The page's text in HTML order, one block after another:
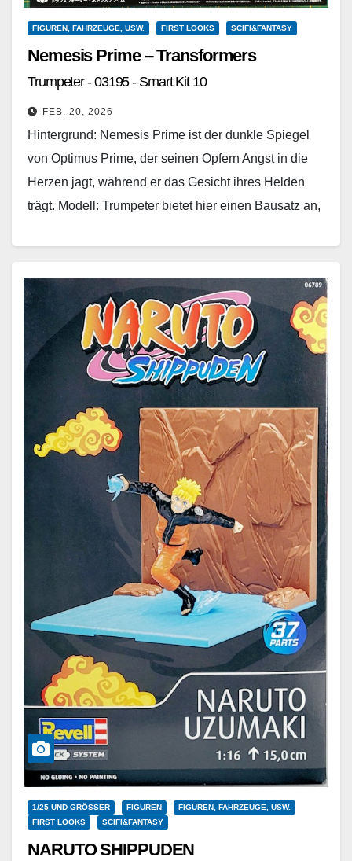
FIGUREN, FAHRZEUGE, USW. FIRST LOOKS SCIFI&FANTASY
Nemesis Prime – Transformers
Trumpeter - 03195 - Smart Kit 10
FEB. 20, 2026
Hintergrund: Nemesis Prime ist der dunkle Spiegel
von Optimus Prime, der seinen Opfern Angst in die
Herzen jagt, während er das Gesicht ihres Helden
trägt. Modell: Trumpeter bietet hier einen Bausatz an,
1/25 UND GRÖSSER FIGUREN
FIGUREN, FAHRZEUGE, USW.
FIRST LOOKS
SCIFI&FANTASY
NARUTO SHIPPUDEN